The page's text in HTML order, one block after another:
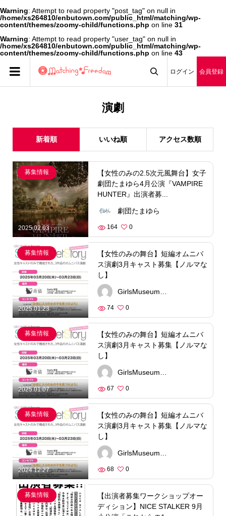
Warning: Attempt to read property "post_tag" on null in
/home/xs264810/enbutown.com/public_html/matching/wp-
content/themes/zoomy-child/functions.php on line 31
Warning: Attempt to read property "user_tag" on null in
/home/xs264810/enbutown.com/public_html/matching/wp-
content/themes/zoomy-child/functions.php on line 43
ログイン 会員登録
演劇
新着順 いいね順 アクセス数順
2025.02.03
募集情報
【女性のみの2.5次元風舞台】女子
劇団たまゆら4月公演『VAMPIRE
HUNTER』出演者募...
劇団たまゆら
164 0
2025.01.23
募集情報
【女性のみの舞台】短編オムニバ
ス演劇3月キャスト募集【ノルマな
し】
74 0
2025.01.07
募集情報
【女性のみの舞台】短編オムニバ
ス演劇3月キャスト募集【ノルマな
し】
67 0
2024.12.27
募集情報
【女性のみの舞台】短編オムニバ
ス演劇3月キャスト募集【ノルマな
し】
68 0
募集情報
【出演者募集ワークショップオー
ディション】NICE STALKER 9月